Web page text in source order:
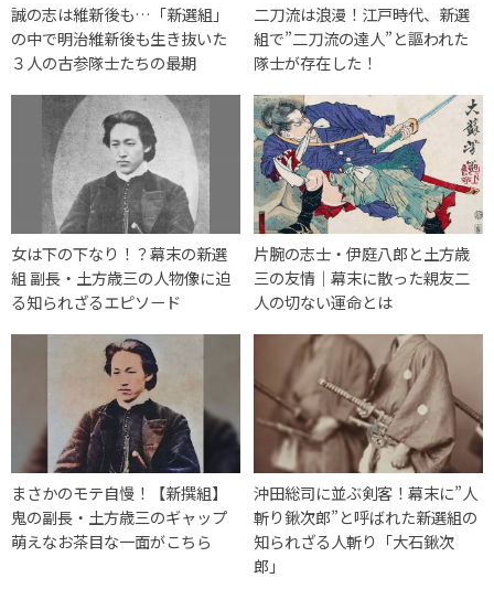
誠の志は維新後も…「新選組」
の中で明治維新後も生き抜いた
３人の古参隊士たちの最期
二刀流は浪漫！江戸時代、新選
組で”二刀流の達人”と謳われた
隊士が存在した！
女は下の下なり！？幕末の新選
組 副長・土方歳三の人物像に迫
る知られざるエピソード
片腕の志士・伊庭八郎と土方歳
三の友情｜幕末に散った親友二
人の切ない運命とは
まさかのモテ自慢！【新撰組】
鬼の副長・土方歳三のギャップ
萌えなお茶目な一面がこちら
沖田総司に並ぶ剣客！幕末に”人
斬り鍬次郎”と呼ばれた新選組の
知られざる人斬り「大石鍬次
郎」